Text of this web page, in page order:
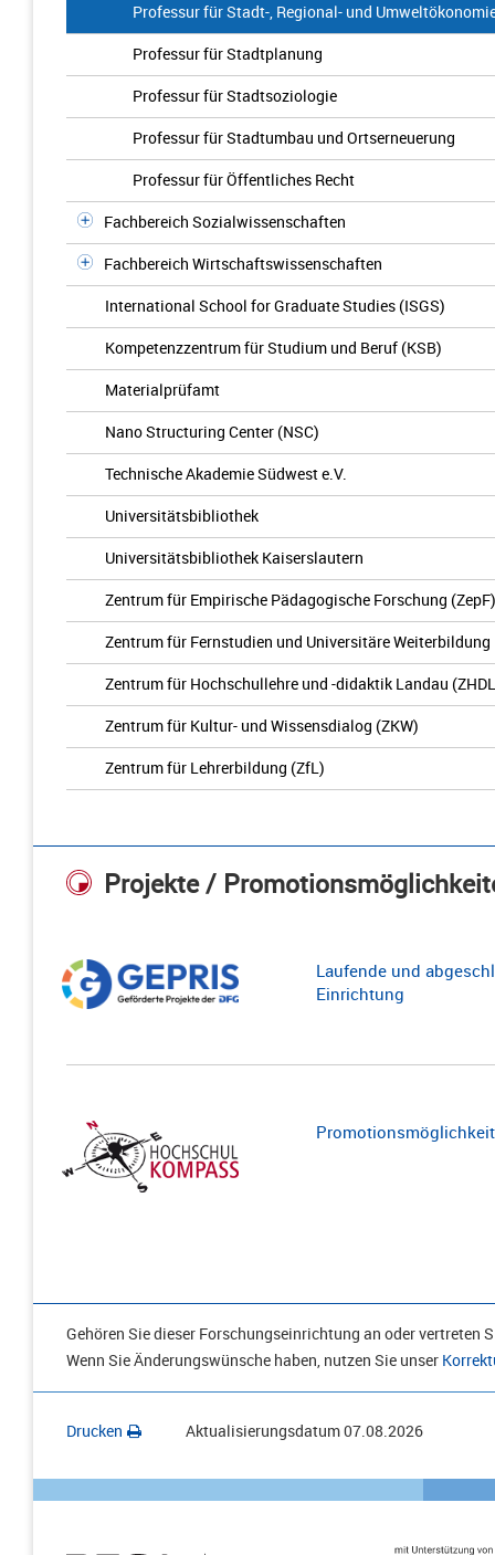
Professur für Stadt-, Regional- und
Professur für Stadtplanung
Professur für Stadtsoziologie
Professur für Stadtumbau und Ortserneuerung
Professur für Öffentliches Recht
Fachbereich Sozialwissenschaften
Fachbereich Wirtschaftswissenschaften
International School for Graduate Studies (ISGS)
Kompetenzzentrum für Studium und Beruf (KSB)
Materialprüfamt
Nano Structuring Center (NSC)
Technische Akademie Südwest e.V.
Universitätsbibliothek
Universitätsbibliothek Kaiserslautern
Zentrum für Empirische Pädagogische Forschung (ZepF)
Zentrum für Fernstudien und Universitäre Weiterbildung
Zentrum für Hochschullehre und -didaktik Landau
Zentrum für Kultur- und Wissensdialog (ZKW)
Zentrum für Lehrerbildung (ZfL)
Projekte /
Laufende und
Einrichtung
Gehören Sie dieser Forschungseinrichtung an oder vertreten
Wenn Sie Änderungswünsche haben, nutzen Sie unser
Drucken Aktualisierungsdatum07.08.2026